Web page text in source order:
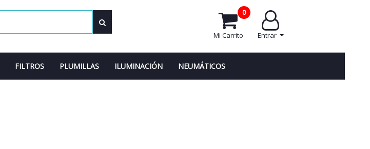
Entrar
Mi Carrito
0
FILTROS PLUMILLAS ILUMINACIÓN NEUMÁTICOS